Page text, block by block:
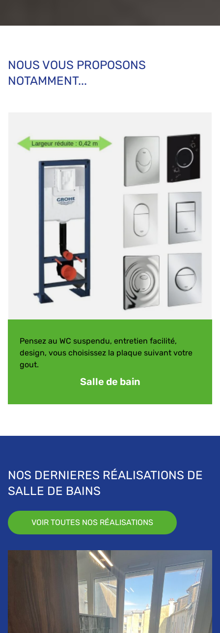
NOUS VOUS PROPOSONS
NOTAMMENT...
Pensez au WC suspendu, entretien facilité,
design, vous choisissez la plaque suivant votre
gout.
Salle de bain
NOS DERNIERES RÉALISATIONS DE
SALLE DE BAINS
VOIR TOUTES NOS RÉALISATIONS